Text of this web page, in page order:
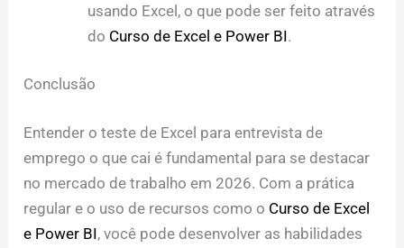
usando Excel, o que pode ser feito através
do Curso de Excel e Power BI.
Conclusão
Entender o teste de Excel para entrevista de
emprego o que cai é fundamental para se destacar
no mercado de trabalho em 2026. Com a prática
regular e o uso de recursos como o Curso de Excel
e Power BI, você pode desenvolver as habilidades